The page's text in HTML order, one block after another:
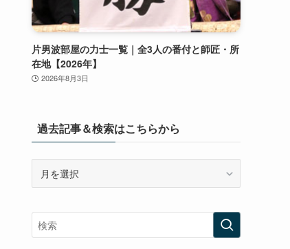
片男波部屋の力士一覧｜全3人の番付と師匠・所
在地【2026年】
2026年8月3日
過去記事＆検索はこちらから
事
＆
検